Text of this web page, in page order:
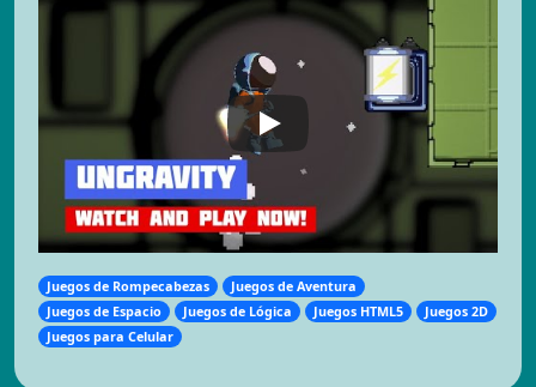
Juegos de Rompecabezas
Juegos de Aventura
Juegos de Espacio
Juegos de Lógica Juegos HTML5
Juegos 2D
Juegos para Celular